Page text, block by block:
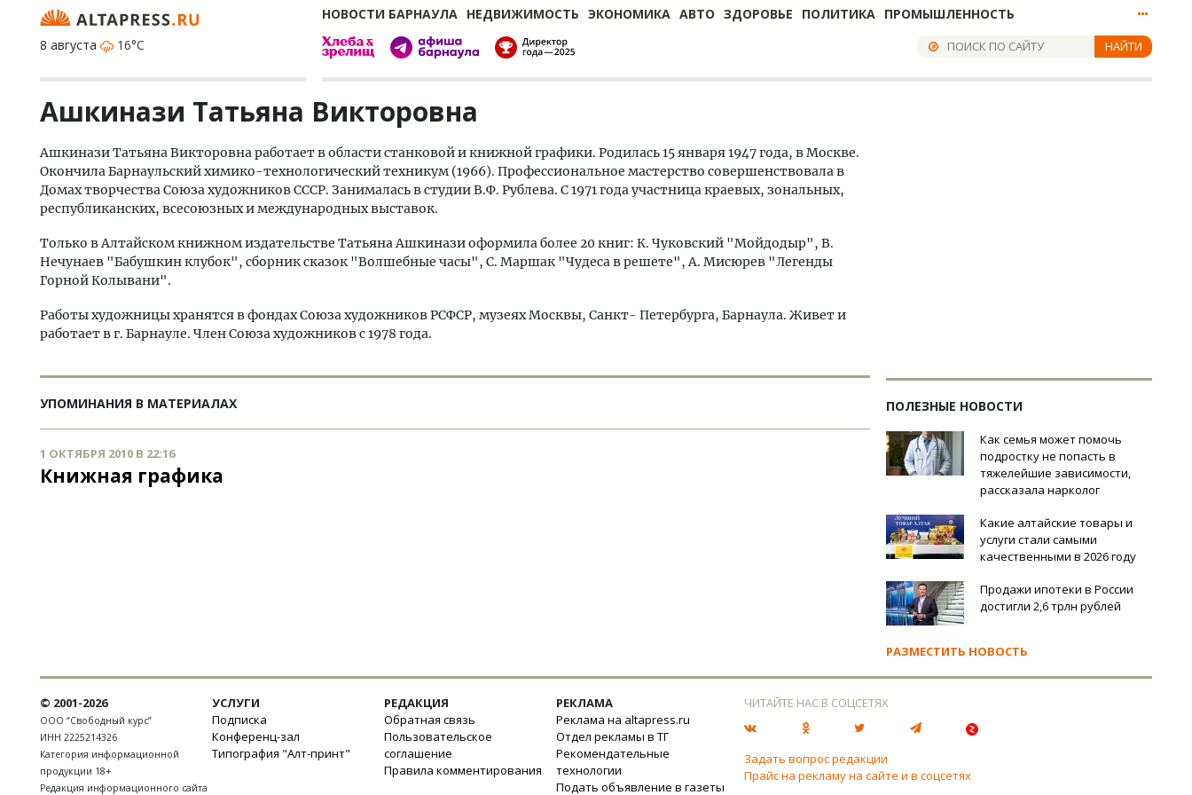
НОВОСТИ БАРНАУЛА НЕДВИЖИМОСТЬ ЭКОНОМИКА АВТО ЗДОРОВЬЕ ПОЛИТИКА ПРОМЫШЛЕННОСТЬ
8 августа
16°C НАЙТИ
Ашкинази Татьяна Викторовна
Ашкинази Татьяна Викторовна работает в области станковой и книжной графики. Родилась 15 января 1947 года, в Москве.
Окончила Барнаульский химико-технологический техникум (1966). Профессиональное мастерство совершенствовала в
Домах творчества Союза художников СССР. Занималась в студии В.Ф. Рублева. С 1971 года участница краевых, зональных,
республиканских, всесоюзных и международных выставок.
Только в Алтайском книжном издательстве Татьяна Ашкинази оформила более 20 книг: К. Чуковский "Мойдодыр", В.
Нечунаев "Бабушкин клубок", сборник сказок "Волшебные часы", С. Маршак "Чудеса в решете", А. Мисюрев "Легенды
Горной Колывани".
Работы художницы хранятся в фондах Союза художников РСФСР, музеях Москвы, Санкт- Петербурга, Барнаула. Живет и
работает в г. Барнауле. Член Союза художников с 1978 года.
УПОМИНАНИЯ В МАТЕРИАЛАХ
1 ОКТЯБРЯ 2010 В 22:16
Книжная графика
ПОЛЕЗНЫЕ НОВОСТИ
Как семья может помочь
подростку не попасть в
тяжелейшие зависимости,
рассказала нарколог
Какие алтайские товары и
услуги стали самыми
качественными в 2026 году
Продажи ипотеки в России
достигли 2,6 трлн рублей
РАЗМЕСТИТЬ НОВОСТЬ
© 2001-2026
ООО “Свободный курс”
ИНН 2225214326
Категория информационной
продукции 18+
Редакция информационного сайта
УСЛУГИ
Подписка
Конференц-зал
Типография "Алт-принт"
РЕДАКЦИЯ
Обратная связь
Пользовательское
соглашение
Правила комментирования
РЕКЛАМА
Реклама на altapress.ru
Отдел рекламы в ТГ
Рекомендательные
технологии
Подать объявление в газеты
ЧИТАЙТЕ НАС В СОЦСЕТЯХ
Задать вопрос редакции
Прайс на рекламу на сайте и в соцсетях